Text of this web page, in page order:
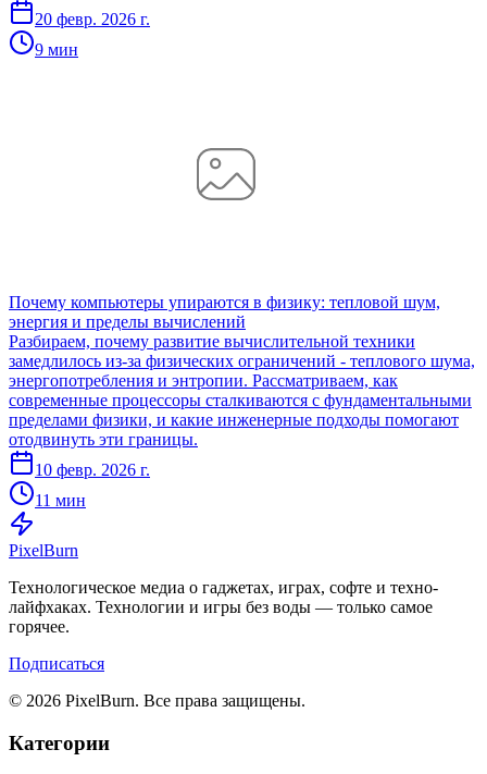
20 февр. 2026 г.
9 мин
Почему компьютеры упираются в физику: тепловой шум,
энергия и пределы вычислений
Разбираем, почему развитие вычислительной техники
замедлилось из-за физических ограничений - теплового шума,
энергопотребления и энтропии. Рассматриваем, как
современные процессоры сталкиваются с фундаментальными
пределами физики, и какие инженерные подходы помогают
отодвинуть эти границы.
10 февр. 2026 г.
11 мин
PixelBurn
Технологическое медиа о гаджетах, играх, софте и техно-
лайфхаках. Технологии и игры без воды — только самое
горячее.
Подписаться
© 2026 PixelBurn. Все права защищены.
Категории